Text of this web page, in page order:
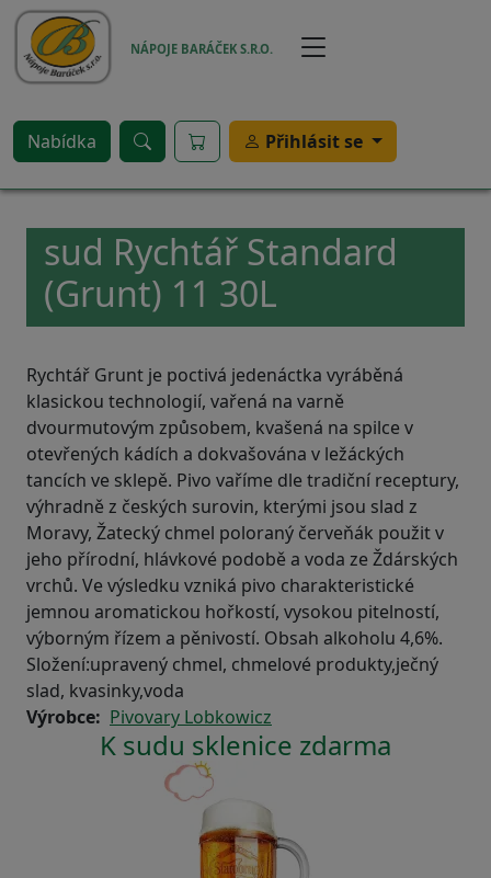
Přejít k hlavnímu obsahu
NÁPOJE BARÁČEK S.R.O.
Nabídka Přihlásit se
sud Rychtář Standard
(Grunt) 11 30L
Rychtář Grunt je poctivá jedenáctka vyráběná
klasickou technologií, vařená na varně
dvourmutovým způsobem, kvašená na spilce v
otevřených kádích a dokvašována v ležáckých
tancích ve sklepě. Pivo vaříme dle tradiční receptury,
výhradně z českých surovin, kterými jsou slad z
Moravy, Žatecký chmel poloraný červeňák použit v
jeho přírodní, hlávkové podobě a voda ze Ždárských
vrchů. Ve výsledku vzniká pivo charakteristické
jemnou aromatickou hořkostí, vysokou pitelností,
výborným řízem a pěnivostí. Obsah alkoholu 4,6%.
Složení:upravený chmel, chmelové produkty,ječný
slad, kvasinky,voda
Výrobce
Pivovary Lobkowicz
K sudu sklenice zdarma